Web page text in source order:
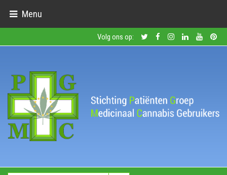
Menu
Volg ons op: